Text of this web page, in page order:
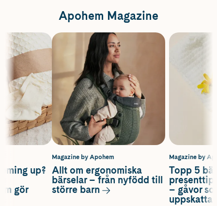
Apohem Magazine
Magazine by
Topp 5
– gåvor
up?
gör
Magazine by Apohem
Allt om ergonomiska
bärselar – från nyfödd till
större barn